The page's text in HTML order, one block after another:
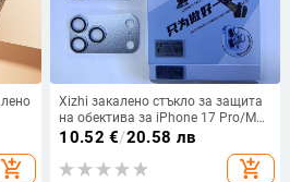
add_shopping_cart
Xizhi закалено стъкло за защита
на обектива за iPhone 17 Pro/Max
– HD филм за обектива, цялостна
10.52 €/20.58 лв
add_shopping_cart